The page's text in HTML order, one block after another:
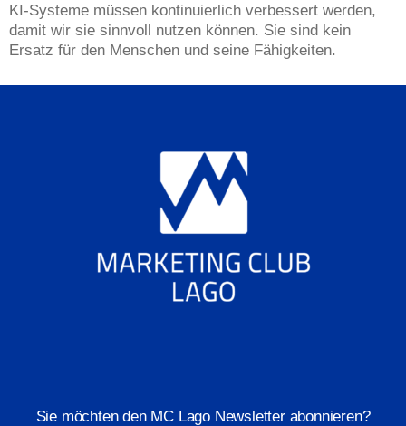
KI-Systeme müssen kontinuierlich verbessert werden,
damit wir sie sinnvoll nutzen können. Sie sind kein
Ersatz für den Menschen und seine Fähigkeiten.
Sie möchten den MC Lago Newsletter abonnieren?